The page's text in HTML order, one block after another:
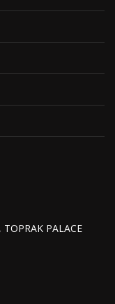
PALACE